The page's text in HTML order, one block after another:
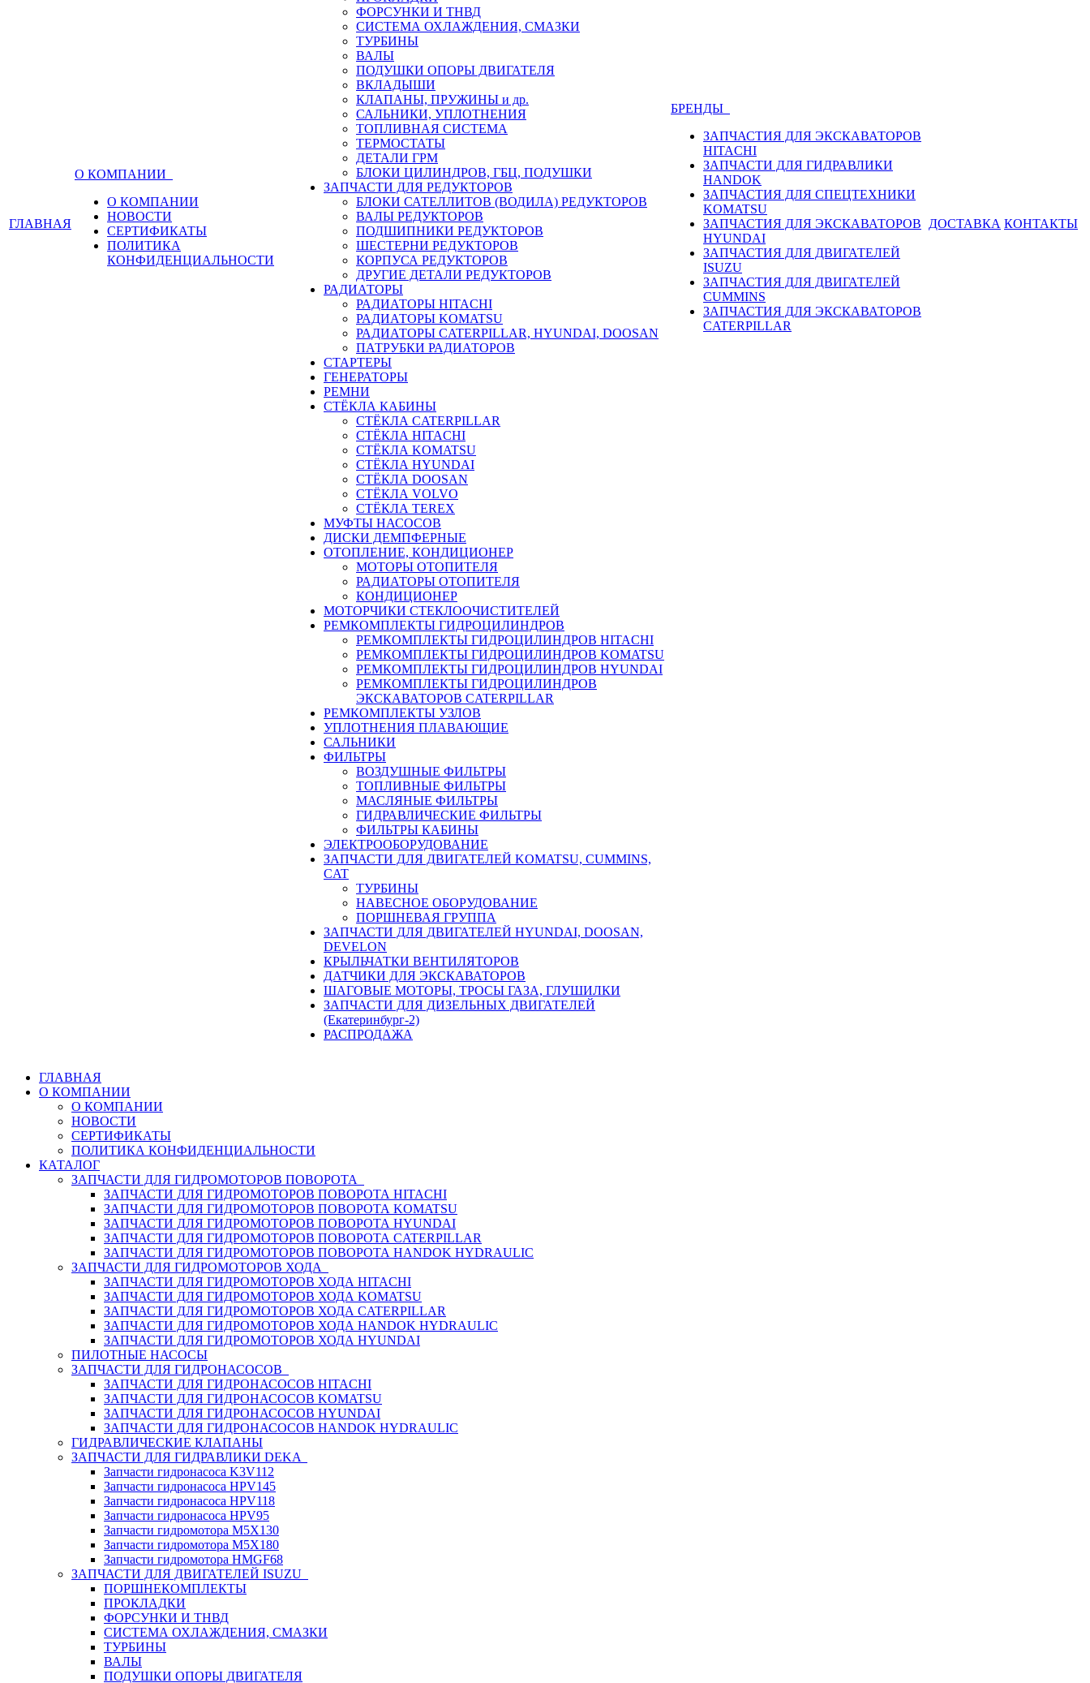
ГЛАВНАЯ
О КОМПАНИИ
О КОМПАНИИ
НОВОСТИ
СЕРТИФИКАТЫ
ПОЛИТИКА
КОНФИДЕНЦИАЛЬНОСТИ
ФОРСУНКИ И ТНВД
СИСТЕМА ОХЛАЖДЕНИЯ, СМАЗКИ
ТУРБИНЫ
ВАЛЫ
ПОДУШКИ ОПОРЫ ДВИГАТЕЛЯ
ВКЛАДЫШИ
КЛАПАНЫ, ПРУЖИНЫ и др.
САЛЬНИКИ, УПЛОТНЕНИЯ
ТОПЛИВНАЯ СИСТЕМА
ТЕРМОСТАТЫ
ДЕТАЛИ ГРМ
БЛОКИ ЦИЛИНДРОВ, ГБЦ, ПОДУШКИ
ЗАПЧАСТИ ДЛЯ РЕДУКТОРОВ
БЛОКИ САТЕЛЛИТОВ (ВОДИЛА) РЕДУКТОРОВ
ВАЛЫ РЕДУКТОРОВ
ПОДШИПНИКИ РЕДУКТОРОВ
ШЕСТЕРНИ РЕДУКТОРОВ
КОРПУСА РЕДУКТОРОВ
ДРУГИЕ ДЕТАЛИ РЕДУКТОРОВ
РАДИАТОРЫ
РАДИАТОРЫ HITACHI
РАДИАТОРЫ KOMATSU
РАДИАТОРЫ CATERPILLAR, HYUNDAI, DOOSAN
ПАТРУБКИ РАДИАТОРОВ
СТАРТЕРЫ
ГЕНЕРАТОРЫ
РЕМНИ
СТЁКЛА КАБИНЫ
СТЁКЛА CATERPILLAR
СТЁКЛА HITACHI
СТЁКЛА KOMATSU
СТЁКЛА HYUNDAI
СТЁКЛА DOOSAN
СТЁКЛА VOLVO
СТЁКЛА TEREX
МУФТЫ НАСОСОВ
ДИСКИ ДЕМПФЕРНЫЕ
ОТОПЛЕНИЕ, КОНДИЦИОНЕР
МОТОРЫ ОТОПИТЕЛЯ
РАДИАТОРЫ ОТОПИТЕЛЯ
КОНДИЦИОНЕР
МОТОРЧИКИ СТЕКЛООЧИСТИТЕЛЕЙ
РЕМКОМПЛЕКТЫ ГИДРОЦИЛИНДРОВ
РЕМКОМПЛЕКТЫ ГИДРОЦИЛИНДРОВ HITACHI
РЕМКОМПЛЕКТЫ ГИДРОЦИЛИНДРОВ KOMATSU
РЕМКОМПЛЕКТЫ ГИДРОЦИЛИНДРОВ HYUNDAI
РЕМКОМПЛЕКТЫ ГИДРОЦИЛИНДРОВ
ЭКСКАВАТОРОВ CATERPILLAR
РЕМКОМПЛЕКТЫ УЗЛОВ
УПЛОТНЕНИЯ ПЛАВАЮЩИЕ
САЛЬНИКИ
ФИЛЬТРЫ
ВОЗДУШНЫЕ ФИЛЬТРЫ
ТОПЛИВНЫЕ ФИЛЬТРЫ
МАСЛЯНЫЕ ФИЛЬТРЫ
ГИДРАВЛИЧЕСКИЕ ФИЛЬТРЫ
ФИЛЬТРЫ КАБИНЫ
ЭЛЕКТРООБОРУДОВАНИЕ
ЗАПЧАСТИ ДЛЯ ДВИГАТЕЛЕЙ KOMATSU, CUMMINS,
CAT
ТУРБИНЫ
НАВЕСНОЕ ОБОРУДОВАНИЕ
ПОРШНЕВАЯ ГРУППА
ЗАПЧАСТИ ДЛЯ ДВИГАТЕЛЕЙ HYUNDAI, DOOSAN,
DEVELON
КРЫЛЬЧАТКИ ВЕНТИЛЯТОРОВ
ДАТЧИКИ ДЛЯ ЭКСКАВАТОРОВ
ШАГОВЫЕ МОТОРЫ, ТРОСЫ ГАЗА, ГЛУШИЛКИ
ЗАПЧАСТИ ДЛЯ ДИЗЕЛЬНЫХ ДВИГАТЕЛЕЙ
(Екатеринбург-2)
РАСПРОДАЖА
БРЕНДЫ
ЗАПЧАСТИЯ ДЛЯ ЭКСКАВАТОРОВ
HITACHI
ЗАПЧАСТИ ДЛЯ ГИДРАВЛИКИ
HANDOK
ЗАПЧАСТИЯ ДЛЯ СПЕЦТЕХНИКИ
KOMATSU
ЗАПЧАСТИЯ ДЛЯ ЭКСКАВАТОРОВ
HYUNDAI
ЗАПЧАСТИЯ ДЛЯ ДВИГАТЕЛЕЙ
ISUZU
ЗАПЧАСТИЯ ДЛЯ ДВИГАТЕЛЕЙ
CUMMINS
ЗАПЧАСТИЯ ДЛЯ ЭКСКАВАТОРОВ
CATERPILLAR
ДОСТАВКА КОНТАКТЫ
ГЛАВНАЯ
О КОМПАНИИ
О КОМПАНИИ
НОВОСТИ
СЕРТИФИКАТЫ
ПОЛИТИКА КОНФИДЕНЦИАЛЬНОСТИ
КАТАЛОГ
ЗАПЧАСТИ ДЛЯ ГИДРОМОТОРОВ ПОВОРОТА
ЗАПЧАСТИ ДЛЯ ГИДРОМОТОРОВ ПОВОРОТА HITACHI
ЗАПЧАСТИ ДЛЯ ГИДРОМОТОРОВ ПОВОРОТА KOMATSU
ЗАПЧАСТИ ДЛЯ ГИДРОМОТОРОВ ПОВОРОТА HYUNDAI
ЗАПЧАСТИ ДЛЯ ГИДРОМОТОРОВ ПОВОРОТА CATERPILLAR
ЗАПЧАСТИ ДЛЯ ГИДРОМОТОРОВ ПОВОРОТА HANDOK HYDRAULIC
ЗАПЧАСТИ ДЛЯ ГИДРОМОТОРОВ ХОДА
ЗАПЧАСТИ ДЛЯ ГИДРОМОТОРОВ ХОДА HITACHI
ЗАПЧАСТИ ДЛЯ ГИДРОМОТОРОВ ХОДА KOMATSU
ЗАПЧАСТИ ДЛЯ ГИДРОМОТОРОВ ХОДА CATERPILLAR
ЗАПЧАСТИ ДЛЯ ГИДРОМОТОРОВ ХОДА HANDOK HYDRAULIC
ЗАПЧАСТИ ДЛЯ ГИДРОМОТОРОВ ХОДА HYUNDAI
ПИЛОТНЫЕ НАСОСЫ
ЗАПЧАСТИ ДЛЯ ГИДРОНАСОСОВ
ЗАПЧАСТИ ДЛЯ ГИДРОНАСОСОВ HITACHI
ЗАПЧАСТИ ДЛЯ ГИДРОНАСОСОВ KOMATSU
ЗАПЧАСТИ ДЛЯ ГИДРОНАСОСОВ HYUNDAI
ЗАПЧАСТИ ДЛЯ ГИДРОНАСОСОВ HANDOK HYDRAULIC
ГИДРАВЛИЧЕСКИЕ КЛАПАНЫ
ЗАПЧАСТИ ДЛЯ ГИДРАВЛИКИ DEKA
Запчасти гидронасоса K3V112
Запчасти гидронасоса HPV145
Запчасти гидронасоса HPV118
Запчасти гидронасоса HPV95
Запчасти гидромотора M5X130
Запчасти гидромотора M5X180
Запчасти гидромотора HMGF68
ЗАПЧАСТИ ДЛЯ ДВИГАТЕЛЕЙ ISUZU
ПОРШНЕКОМПЛЕКТЫ
ПРОКЛАДКИ
ФОРСУНКИ И ТНВД
СИСТЕМА ОХЛАЖДЕНИЯ, СМАЗКИ
ТУРБИНЫ
ВАЛЫ
ПОДУШКИ ОПОРЫ ДВИГАТЕЛЯ